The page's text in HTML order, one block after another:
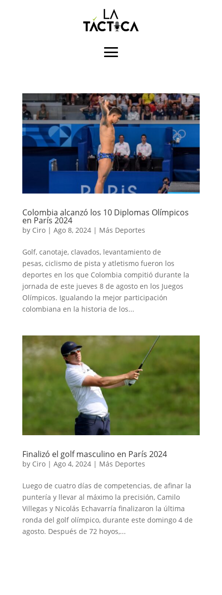
Colombia alcanzó los 10 Diplomas Olímpicos
en París 2024
by Ciro| Ago 8, 2024| Más Deportes
Golf, canotaje, clavados, levantamiento de
pesas, ciclismo de pista y atletismo fueron los
deportes en los que Colombia compitió durante la
jornada de este jueves 8 de agosto en los Juegos
Olímpicos. Igualando la mejor participación
colombiana en la historia de los...
Finalizó el golf masculino en París 2024
by Ciro| Ago 4, 2024| Más Deportes
Luego de cuatro días de competencias, de afinar la
puntería y llevar al máximo la precisión, Camilo
Villegas y Nicolás Echavarría finalizaron la última
ronda del golf olímpico, durante este domingo 4 de
agosto. Después de 72 hoyos,...